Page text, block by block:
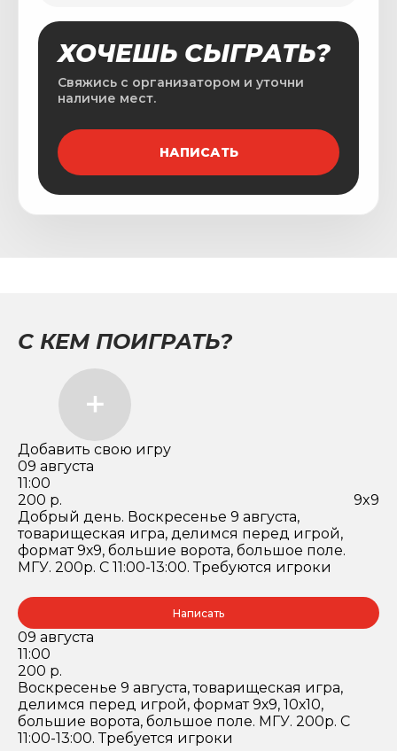
ХОЧЕШЬ СЫГРАТЬ?
Свяжись с организатором и уточни
наличие мест.
НАПИСАТЬ
С КЕМ ПОИГРАТЬ?
Добавить свою игру
09 августа
11:00
200 р.
9x9
Добрый день. Воскресенье 9 августа,
товарищеская игра, делимся перед игрой,
формат 9х9, большие ворота, большое поле.
МГУ. 200р. С 11:00-13:00. Требуются игроки
Написать
09 августа
11:00
200 р.
Воскресенье 9 августа, товарищеская игра,
делимся перед игрой, формат 9х9, 10х10,
большие ворота, большое поле. МГУ. 200р. С
11:00-13:00. Требуется игроки